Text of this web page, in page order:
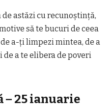
astăzi cu recunoștință,
să te bucuri de ceea
a-ți limpezi mintea, de a
a te elibera de poveri
– 25 ianuarie